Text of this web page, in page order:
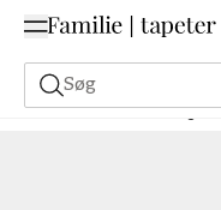
Søg
Malerfarve Bestilling